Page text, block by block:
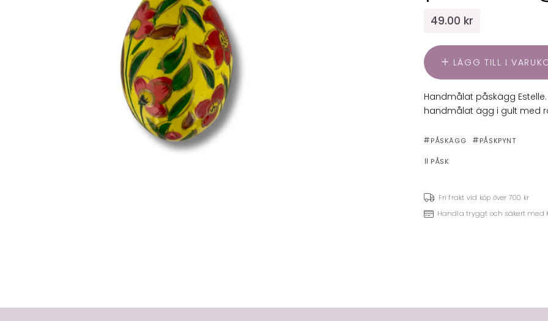
49.00 kr
LÄGG TILL I
Handmålat påskägg
handmålat ägg i gult med
PÅSKÄGG PÅSKPYNT
PÅSK
Fri frakt vid köp över 700 kr
Handla tryggt och säkert med